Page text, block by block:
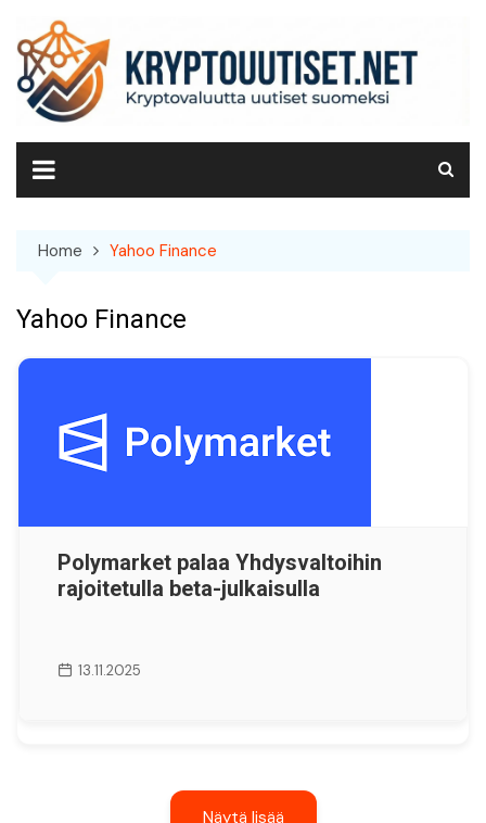
content
Home Yahoo Finance
Yahoo Finance
Polymarket palaa Yhdysvaltoihin
rajoitetulla beta-julkaisulla
13.11.2025
Näytä lisää